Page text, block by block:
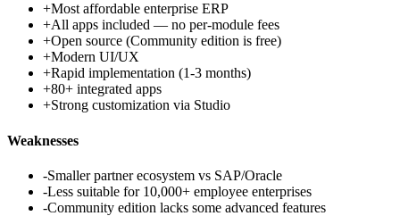
+Most affordable enterprise ERP
+All apps included — no per-module fees
+Open source (Community edition is free)
+Modern UI/UX
+Rapid implementation (1-3 months)
+80+ integrated apps
+Strong customization via Studio
Weaknesses
-Smaller partner ecosystem vs SAP/Oracle
-Less suitable for 10,000+ employee enterprises
-Community edition lacks some advanced features